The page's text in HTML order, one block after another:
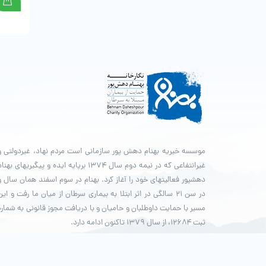
موسسه خیریه بهنام دهش پور سازمانی است مردم نهاد، غیردولتی
غیرانتفاعی که در نیمه دوم سال ۱۳۷۴ برپایه ایده و پیگیری­های
دهش­پور فعالیت­های خود را آغاز کرد. بهنام در سوم اسفند همان سال
در سن ۲۱ سالگی در اثر ابتلا به بیماری سرطان از میان ما رفت و
مسیر با حمایت داوطلبان و حامیان و با دریافت مجوز قانونی به
ثبت ۱۲۶۸۴، از سال ۱۳۷۹ تاکنون ادامه دارد.